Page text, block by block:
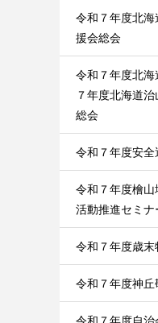
令和７年度北
援会総会
令和７年度北
７年度北海道
総会
令和７年度安全
令和７年度檜
活動推進セミ
令和７年度歳
令和７年度神